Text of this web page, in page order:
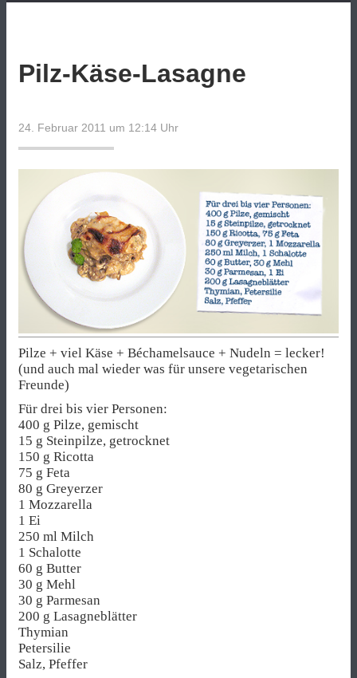
Pilz-Käse-Lasagne
24. Februar 2011 um 12:14 Uhr
Pilze + viel Käse + Béchamelsauce + Nudeln = lecker!
(und auch mal wieder was für unsere vegetarischen
Freunde)
Für drei bis vier Personen:
400 g Pilze, gemischt
15 g Steinpilze, getrocknet
150 g Ricotta
75 g Feta
80 g Greyerzer
1 Mozzarella
1 Ei
250 ml Milch
1 Schalotte
60 g Butter
30 g Mehl
30 g Parmesan
200 g Lasagneblätter
Thymian
Petersilie
Salz, Pfeffer